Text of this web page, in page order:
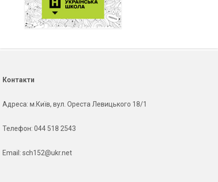
Контакти
Адреса: м.Київ, вул. Ореста Левицького 18/1
Телефон: 044 518 2543
Email: sch152@ukr.net